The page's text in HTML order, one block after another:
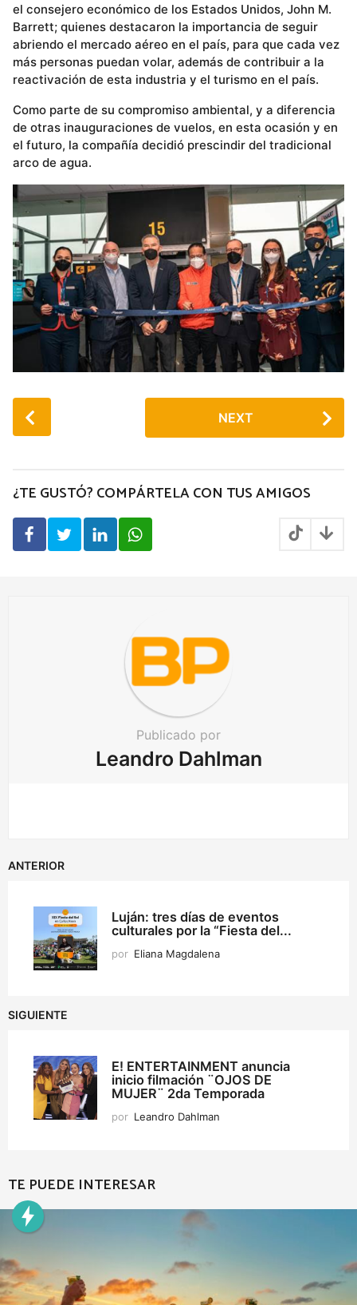
el consejero económico de los Estados Unidos, John M.
Barrett; quienes destacaron la importancia de seguir
abriendo el mercado aéreo en el país, para que cada vez
más personas puedan volar, además de contribuir a la
reactivación de esta industria y el turismo en el país.
Como parte de su compromiso ambiental, y a diferencia
de otras inauguraciones de vuelos, en esta ocasión y en
el futuro, la compañía decidió prescindir del tradicional
arco de agua.
P
o
P
a
i
NEXT
¿TE GUSTÓ? COMPÁRTELA CON TUS AMIGOS
Publicado por
Leandro Dahlman
ANTERIOR
Luján: tres días de eventos
culturales por la “Fiesta del...
por Eliana Magdalena
SIGUIENTE
E! ENTERTAINMENT anuncia
inicio filmación ¨OJOS DE
MUJER¨ 2da Temporada
por Leandro Dahlman
TE PUEDE INTERESAR